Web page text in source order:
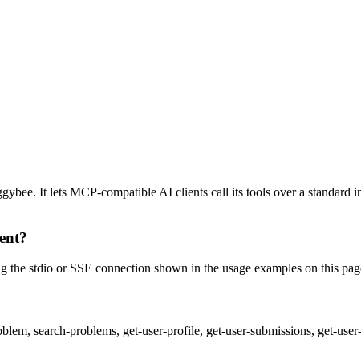
It lets MCP-compatible AI clients call its tools over a standard
stdio or SSE connection shown in the usage examples on this
search-problems, get-user-profile, get-user-submissions, get-